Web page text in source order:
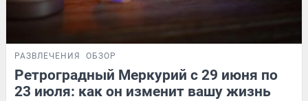
РАЗВЛЕЧЕНИЯ ОБЗОР
Ретроградный Меркурий с 29 июня по
23 июля: как он изменит вашу жизнь